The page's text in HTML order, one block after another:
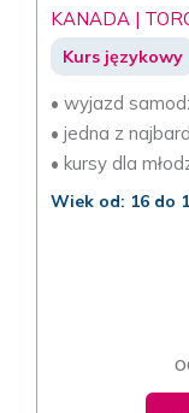
KANADA |
Kurs językowy
• wyjazd
• jedna z
• kursy dla
Wiek od: 16 do